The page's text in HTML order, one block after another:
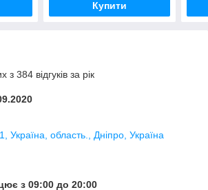
Купити
з 384 відгуків за рік
Україна, область., Дніпро, Україна
з 09:00 до 20:00